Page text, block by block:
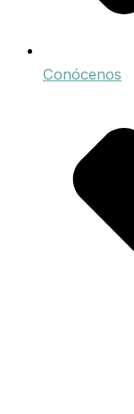
Conócenos